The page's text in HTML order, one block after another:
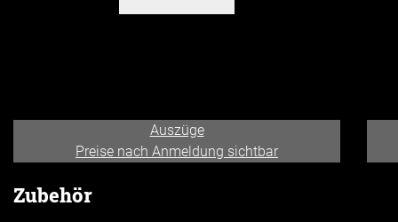
Auszüge
Preise nach Anmeldung sichtbar
Zubehör